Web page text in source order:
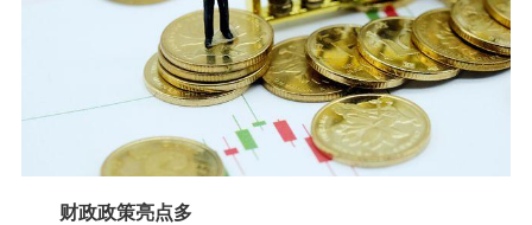
财政政策亮点多